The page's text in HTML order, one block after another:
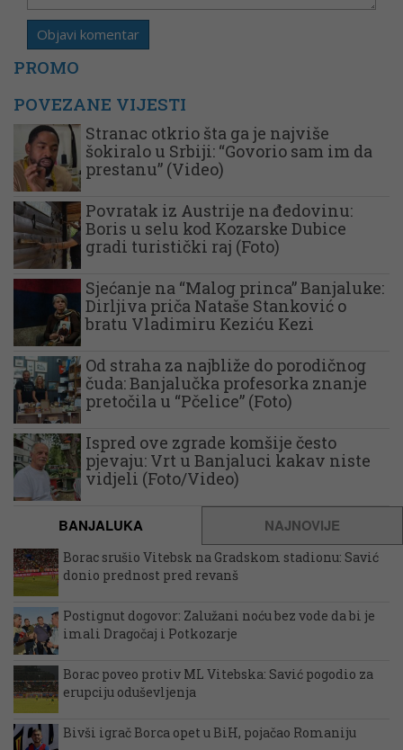
PROMO
POVEZANE VIJESTI
Stranac otkrio šta ga je najviše
šokiralo u Srbiji: “Govorio sam im da
prestanu” (Video)
Povratak iz Austrije na đedovinu:
Boris u selu kod Kozarske Dubice
gradi turistički raj (Foto)
Sjećanje na “Malog princa” Banjaluke:
Dirljiva priča Nataše Stanković o
bratu Vladimiru Keziću Kezi
Od straha za najbliže do porodičnog
čuda: Banjalučka profesorka znanje
pretočila u “Pčelice” (Foto)
Ispred ove zgrade komšije često
pjevaju: Vrt u Banjaluci kakav niste
vidjeli (Foto/Video)
BANJALUKA NAJNOVIJE
Borac srušio Vitebsk na Gradskom stadionu: Savić
donio prednost pred revanš
Postignut dogovor: Zalužani noću bez vode da bi je
imali Dragočaj i Potkozarje
Borac poveo protiv ML Vitebska: Savić pogodio za
erupciju oduševljenja
Bivši igrač Borca opet u BiH, pojačao Romaniju